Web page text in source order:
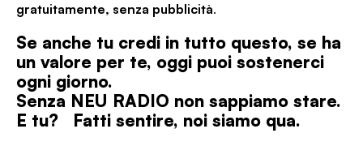
gratuitamente, senza pubblicità.
Se anche tu credi in tutto questo, se ha
un valore per te, oggi puoi sostenerci
ogni giorno.
Senza NEU RADIO non sappiamo stare.
E tu? Fatti sentire, noi siamo qua.